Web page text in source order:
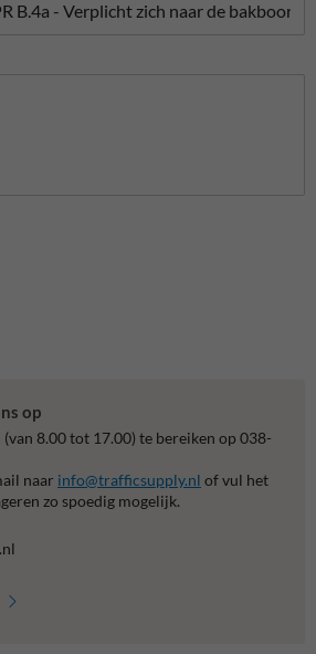
op
8.00 tot 17.00) te bereiken op 038-
naar info@trafficsupply.nl of vul het
zo spoedig mogelijk.